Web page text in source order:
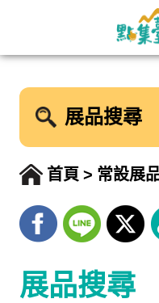
展品搜尋
首頁 常設展
展品搜尋